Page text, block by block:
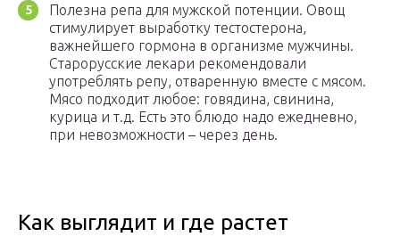
Полезна репа для мужской потенции. Овощ
стимулирует выработку тестостерона,
важнейшего гормона в организме мужчины.
Старорусские лекари рекомендовали
употреблять репу, отваренную вместе с мясом.
Мясо подходит любое: говядина, свинина,
курица и т.д. Есть это блюдо надо ежедневно,
при невозможности – через день.
Как выглядит и где растет